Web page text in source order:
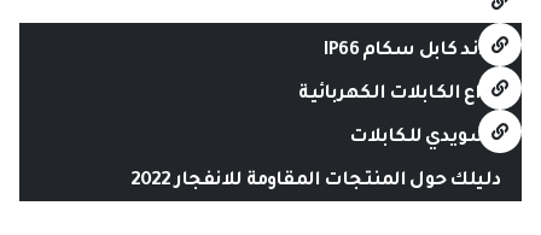
جلاند كابل سكام IP66
أنواع الكابلات الكهربائية
السويدي للكابلات
دليلك حول المنتجات المقاومة للانفجار 2022